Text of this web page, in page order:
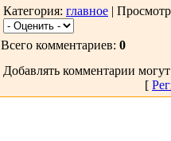
Категория: главное |
Всего комментариев: 0
Добавлять комментарии
[